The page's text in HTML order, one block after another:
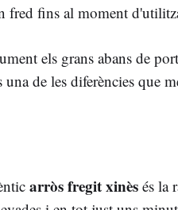
fred fins al moment
els grans abans de
de les diferències que
arròs fregit xinès és la